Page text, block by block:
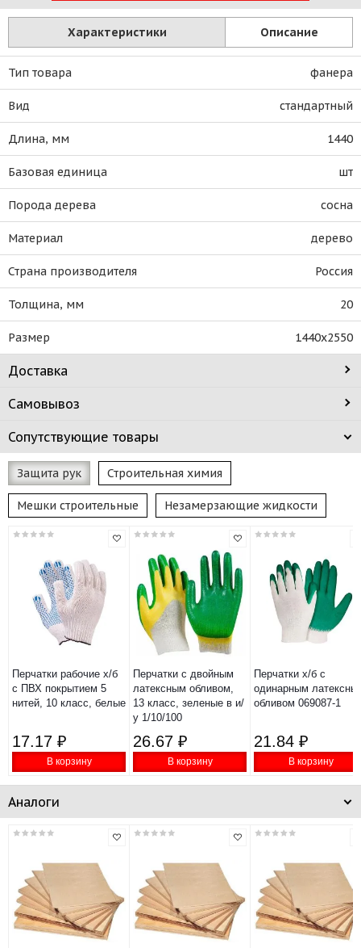
Характеристики Описание
Тип товара фанера
Вид стандартный
Длина, мм 1440
Базовая единица шт
Порода дерева сосна
Материал дерево
Страна производителя Россия
Толщина, мм 20
Размер 1440х2550
Доставка
Самовывоз
Сопутствующие товары
Защита рук Строительная химия
Мешки строительные Незамерзающие жидкости
Перчатки рабочие х/б
с ПВХ покрытием 5
нитей, 10 класс, белые
17.17 ₽
В корзину
Перчатки с двойным
латексным обливом,
13 класс, зеленые в и/
у 1/10/100
26.67 ₽
В корзину
Перчатки х/б с
одинарным
обливом 069087-1
21.84 ₽
В корзину
Аналоги